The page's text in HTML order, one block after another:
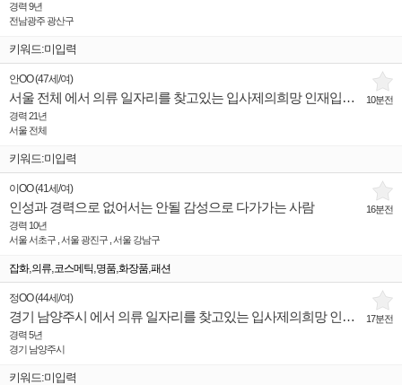
경력 9년
전남광주 광산구
키워드:미입력
10분전
안OO(47세 /여)
서울 전체 에서 의류 일자리를 찾고있는 입사제의희망 인재입니다.
경력 21년
서울 전체
키워드:미입력
16분전
이OO(41세 /여)
인성과 경력으로 없어서는 안될 감성으로 다가가는 사람
경력 10년
서울 서초구 , 서울 광진구 , 서울 강남구
잡화,의류,코스메틱,명품,화장품,패션
17분전
정OO(44세 /여)
경기 남양주시 에서 의류 일자리를 찾고있는 입사제의희망 인재입니다.
경력 5년
경기 남양주시
키워드:미입력